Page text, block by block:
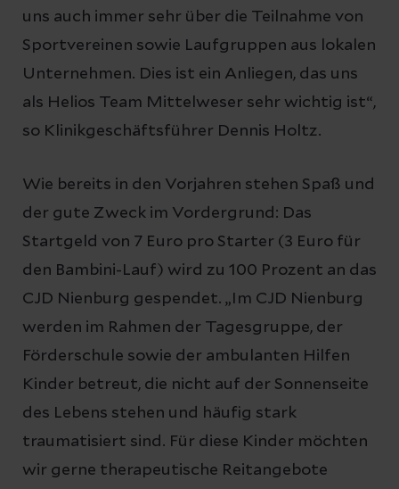
uns auch immer sehr über die Teilnahme von
Sportvereinen sowie Laufgruppen aus lokalen
Unternehmen. Dies ist ein Anliegen, das uns
als Helios Team Mittelweser sehr wichtig ist“,
so Klinikgeschäftsführer Dennis Holtz.
Wie bereits in den Vorjahren stehen Spaß und
der gute Zweck im Vordergrund: Das
Startgeld von 7 Euro pro Starter (3 Euro für
den Bambini-Lauf) wird zu 100 Prozent an das
CJD Nienburg gespendet. „Im CJD Nienburg
werden im Rahmen der Tagesgruppe, der
Förderschule sowie der ambulanten Hilfen
Kinder betreut, die nicht auf der Sonnenseite
des Lebens stehen und häufig stark
traumatisiert sind. Für diese Kinder möchten
wir gerne therapeutische Reitangebote